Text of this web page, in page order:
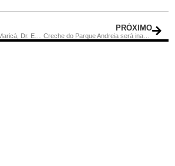
Hospital Municipal em Maricá, Dr. Ernesto Che Guevara comemora três anos em atividade
PRÓXIMO
Creche do Parque Andreia será inaugurada neste ano, informa Secretaria de Educação